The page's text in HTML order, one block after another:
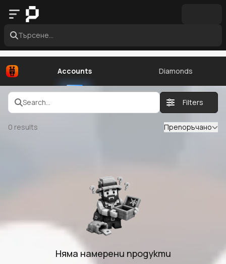
Търсене...
Accounts Diamonds
Search... Filters
0 results Препоръчано
Няма намерени продукти